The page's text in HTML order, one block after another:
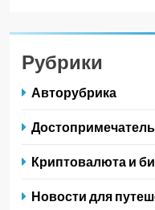
Рубрики
Авторубрика
Криптовалюта и
Новости для